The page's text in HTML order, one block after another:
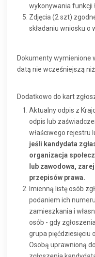
wykonywania funkcji
Zdjęcia (2 szt)
składaniu wniosku o
Dokumenty wymienione
datą nie wcześniejszą
Dodatkowo do kart
Aktualny odpis z
odpis lub
właściwego rejestru
jeśli kandydata
organizacja
lub zawodowa,
przepisów prawa.
Imienną listę osób
podaniem ich
zamieszkania i
osób - gdy
grupa pięćdziesięciu
Osobą uprawnioną